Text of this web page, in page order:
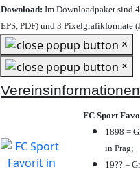
Download: Im Downloadpaket sind
EPS, PDF) und 3 Pixelgrafikformate
×
×
FC Sport
1898 =
in Prag;
19?? =